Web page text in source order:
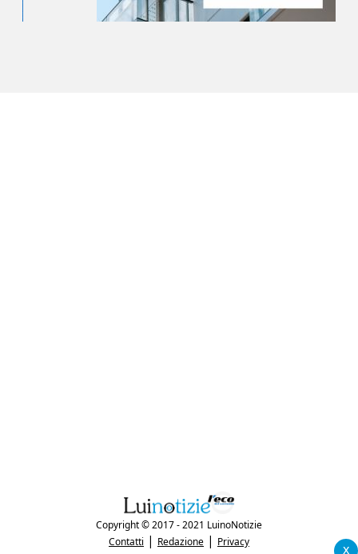
x
Copyright © 2017 - 2021 LuinoNotizie
Contatti | Redazione | Privacy